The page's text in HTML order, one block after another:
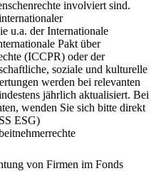
involviert sind.
u.a. der Internationale
Pakt über
(ICCPR) oder der
soziale und kulturelle
werden bei relevanten
jährlich aktualisiert. Bei
wenden Sie sich bitte direkt
ESG)
von Firmen im Fonds